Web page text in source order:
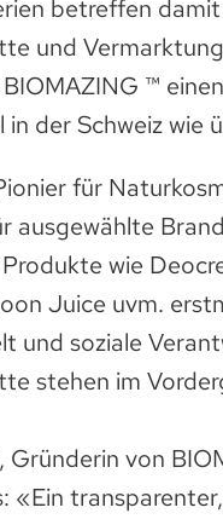
betreffen
und
™
der Schweiz wie
für
ausgewählte
wie
Juice uvm.
und soziale
stehen im
Gründerin von
«Ein